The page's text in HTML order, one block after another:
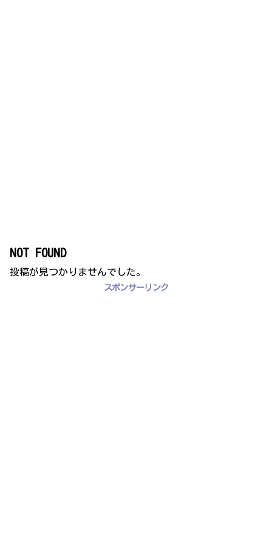
NOT FOUND
投稿が見つかりませんでした。
スポンサーリンク